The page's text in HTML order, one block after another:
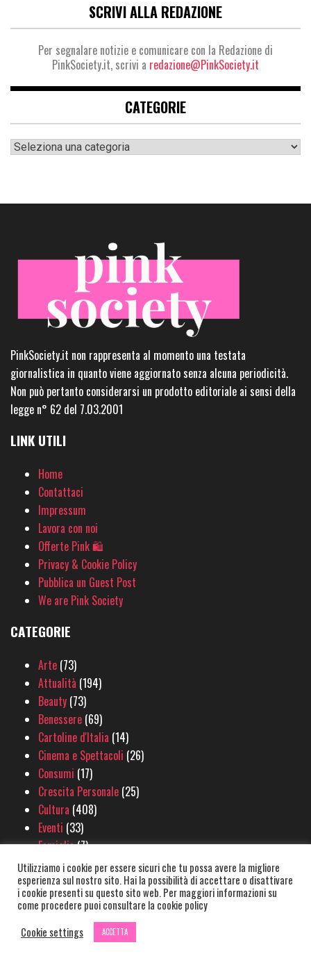
SCRIVI ALLA REDAZIONE
Per segnalare notizie e comunicare con la Redazione di
PinkSociety.it, scrivi a redazione@PinkSociety.it
CATEGORIE
Categorie
PinkSociety.it non rappresenta al momento una testata
giornalistica in quanto viene aggiornato senza alcuna periodicità.
Non può pertanto considerarsi un prodotto editoriale ai sensi della
legge n° 62 del 7.03.2001
LINK UTILI
Home
Contattaci
Impressum
Lavora con noi
Offerte Pink 🛍
Privacy & Cookie Policy
Pubblica un Guest Post
We are Pink Society
CATEGORIE
Arte (73)
Attualità (194)
Beauty (73)
Benessere (69)
Cartoline d'Italia (14)
Cinema e Spettacoli (26)
Consumi (17)
Crescita Personale (25)
Cultura (408)
Eventi (33)
Famiglia(7)
Fitness(49)
Food & Wine(71)
Green(18)
Lifestyle(298)
Utilizziamo i cookie per essere sicuri che tu possa avere la migliore
esperienza sul nostro sito. Hai la possibilità di accettare o disattivare
i cookie presenti su questo sito web. Per maggiori informazioni su
come procedere puoi consultare la cookie policy
Cookie settings
ACCETTA